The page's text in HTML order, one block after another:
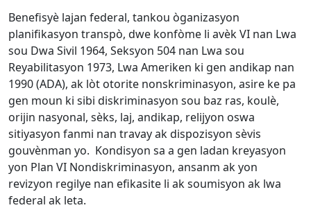
Benefisyè lajan federal, tankou òganizasyon
planifikasyon transpò, dwe konfòme li avèk VI nan Lwa
sou Dwa Sivil 1964, Seksyon 504 nan Lwa sou
Reyabilitasyon 1973, Lwa Ameriken ki gen andikap nan
1990 (ADA), ak lòt otorite nonskriminasyon, asire ke pa
gen moun ki sibi diskriminasyon sou baz ras, koulè,
orijin nasyonal, sèks, laj, andikap, relijyon oswa
sitiyasyon fanmi nan travay ak dispozisyon sèvis
gouvènman yo. Kondisyon sa a gen ladan kreyasyon
yon Plan VI Nondiskriminasyon, ansanm ak yon
revizyon regilye nan efikasite li ak soumisyon ak lwa
federal ak leta.